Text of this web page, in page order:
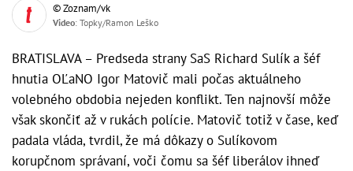
© Zoznam/vk
Video: Topky/Ramon Leško
BRATISLAVA – Predseda strany SaS Richard Sulík a šéf
hnutia OĽaNO Igor Matovič mali počas aktuálneho
volebného obdobia nejeden konflikt. Ten najnovší môže
však skončiť až v rukách polície. Matovič totiž v čase, keď
padala vláda, tvrdil, že má dôkazy o Sulíkovom
korupčnom správaní, voči čomu sa šéf liberálov ihneď